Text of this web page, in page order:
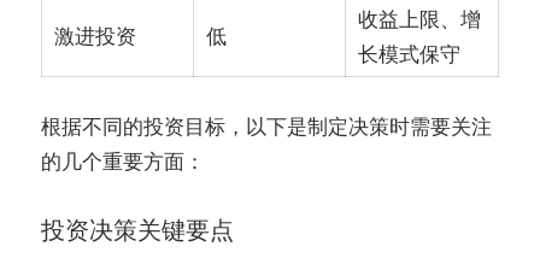
激进投资 低
收益上限、增
长模式保守
根据不同的投资目标，以下是制定决策时需要关注
的几个重要方面：
投资决策关键要点